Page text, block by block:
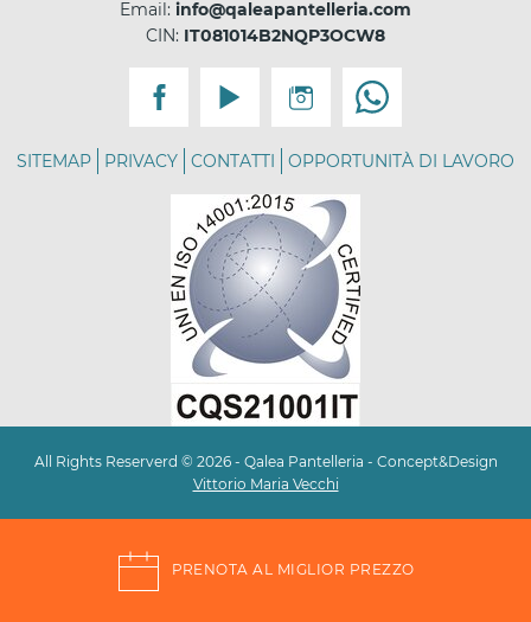
Email: info@qaleapantelleria.com
CIN: IT081014B2NQP3OCW8
SITEMAP PRIVACY CONTATTI OPPORTUNITÀ DI LAVORO
All Rights Reserverd © 2026 - Qalea Pantelleria - Concept&Design
Vittorio Maria Vecchi
PRENOTA AL MIGLIOR PREZZO